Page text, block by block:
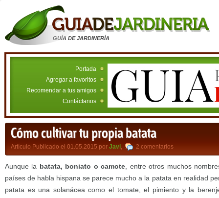
GUÍA DE JARDINERÍA
Portada
Agregar a favoritos
Recomendar a tus amigos
Contáctanos
Cómo cultivar tu propia batata
Artículo Publicado el 01.05.2015 por Javi, 2 comentarios
Aunque la batata, boniato o camote , entre otros muchos
países de habla hispana se parece mucho a la patata en realidad
patata es una solanácea como el tomate, el pimiento y la